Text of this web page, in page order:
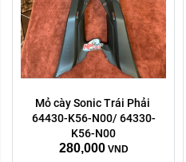
Mỏ cày Sonic Trái Phải
64430-K56-N00/ 64330-
K56-N00
280,000 VND
Trái phải:
phải
trái